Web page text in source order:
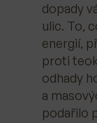
dopady
ulic. To,
energií,
proti
odhady
a
podařilo